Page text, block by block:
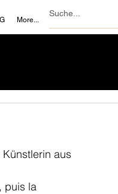
More...
aus
puis la